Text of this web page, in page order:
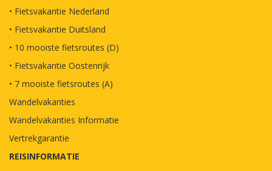
• Fietsvakantie Nederland
• Fietsvakantie Duitsland
• 10 mooiste fietsroutes (D)
• Fietsvakantie Oostenrijk
• 7 mooiste fietsroutes (A)
Wandelvakanties
Wandelvakanties Informatie
Vertrekgarantie
REISINFORMATIE